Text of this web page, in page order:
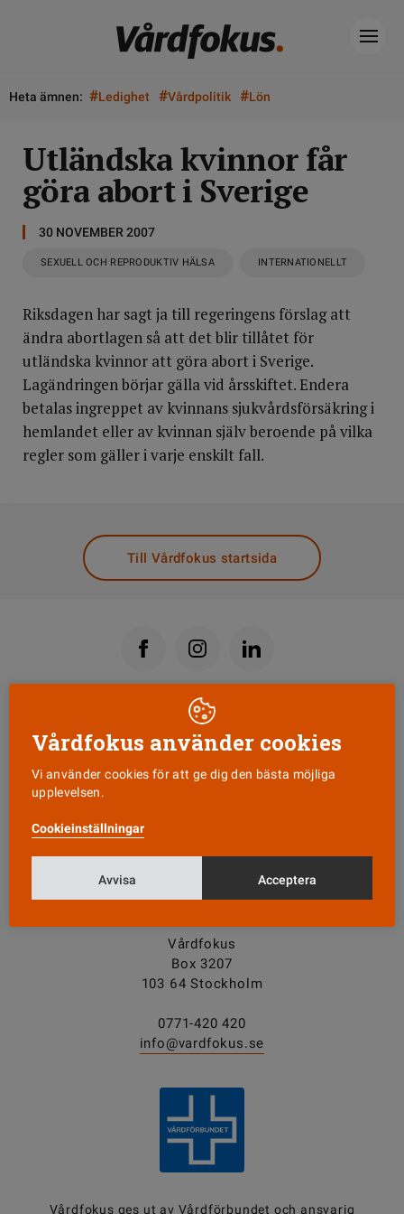
Heta ämnen: #Ledighet #Vårdpolitik #Lön
Utländska kvinnor får
göra abort i Sverige
30 NOVEMBER 2007
SEXUELL OCH REPRODUKTIV HÄLSA INTERNATIONELLT
Riksdagen har sagt ja till regeringens förslag att
ändra abortlagen så att det blir tillåtet för
utländska kvinnor att göra abort i Sverige.
Lagändringen börjar gälla vid årsskiftet. Endera
betalas ingreppet av kvinnans sjukvårdsförsäkring i
hemlandet eller av kvinnan själv beroende på vilka
regler som gäller i varje enskilt fall.
Till Vårdfokus startsida
Läs senaste numret
Nyhetsbrev
Vårdfokus
Box 3207
103 64 Stockholm
0771-420 420
info@vardfokus.se
Vårdfokus ges ut av Vårdförbundet och ansvarig
Vårdfokus använder cookies
Vi använder cookies för att ge dig den bästa möjliga
upplevelsen.
Cookieinställningar
Avvisa Acceptera